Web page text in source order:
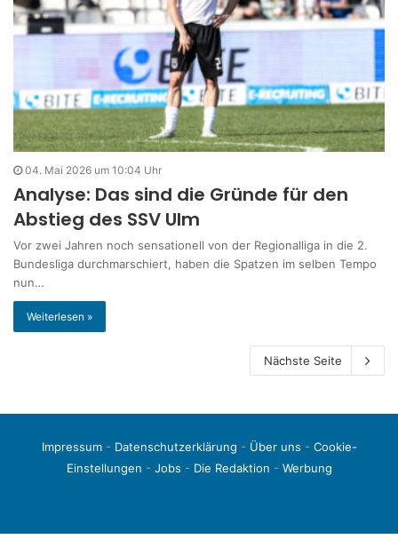
04. Mai 2026 um 10:04 Uhr
Analyse: Das sind die Gründe für den
Abstieg des SSV Ulm
Vor zwei Jahren noch sensationell von der Regionalliga in die 2.
Bundesliga durchmarschiert, haben die Spatzen im selben Tempo
nun…
Weiterlesen »
Nächste Seite
Impressum- Datenschutzerklärung - Über uns - Cookie-
Einstellungen - Jobs - Die Redaktion - Werbung